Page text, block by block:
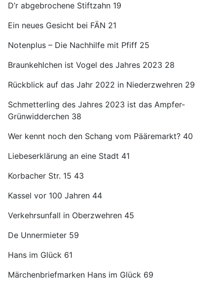
D’r abgebrochene Stiftzahn 19
Ein neues Gesicht bei FÄN 21
Notenplus – Die Nachhilfe mit Pfiff 25
Braunkehlchen ist Vogel des Jahres 2023 28
Rückblick auf das Jahr 2022 in Niederzwehren 29
Schmetterling des Jahres 2023 ist das Ampfer-
Grünwidderchen 38
Wer kennt noch den Schang vom Pääremarkt? 40
Liebeserklärung an eine Stadt 41
Korbacher Str. 15 43
Kassel vor 100 Jahren 44
Verkehrsunfall in Oberzwehren 45
De Unnermieter 59
Hans im Glück 61
Märchenbriefmarken Hans im Glück 69